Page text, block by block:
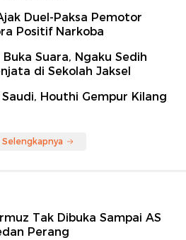
Duel-Paksa Pemotor
Positif Narkoba
Suara, Ngaku Sedih
di Sekolah Jaksel
Houthi Gempur Kilang
Tak Dibuka Sampai AS
Perang